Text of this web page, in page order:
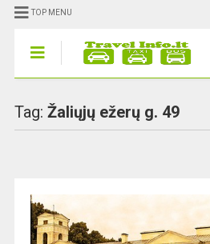
TOP MENU
Tag: Žaliųjų ežerų g. 49